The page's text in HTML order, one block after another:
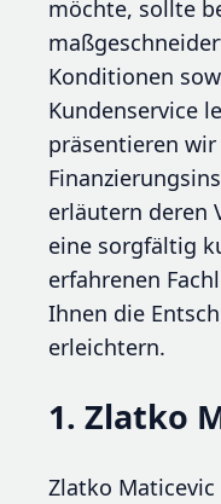
möchte, sollte
Konditionen
Kundenservice
präsentieren
erläutern deren
eine sorgfältig
erfahrenen
Ihnen die
erleichtern.
1. Zlatko
Zlatko